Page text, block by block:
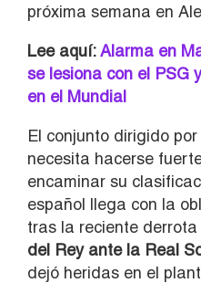
próxima semana en
Lee aquí:Alarma en
se lesiona con el PSG
en el Mundial
El conjunto dirigido por
necesita hacerse
encaminar su
español llega con la
tras la reciente
del Rey ante la Real
dejó heridas en el